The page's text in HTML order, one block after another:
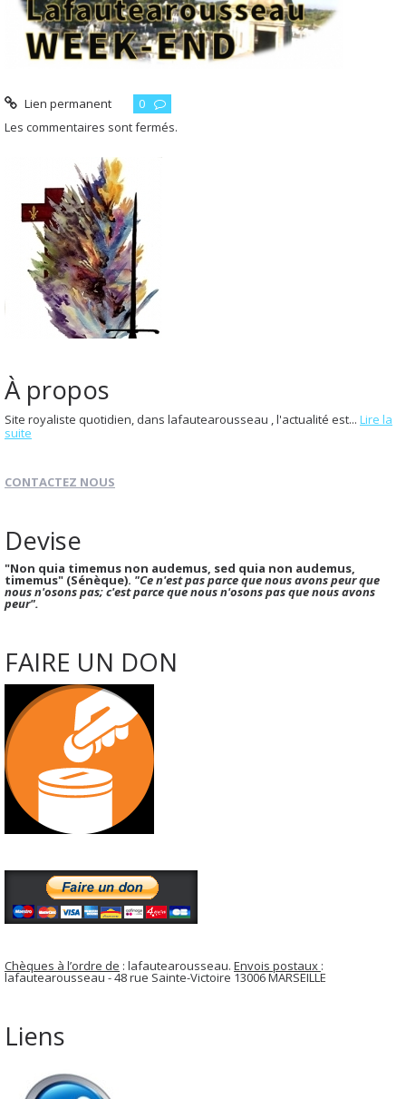
Lien permanent
0
Les commentaires sont fermés.
À propos
Site royaliste quotidien, dans lafautearousseau , l'actualité est... Lire la
suite
CONTACTEZ NOUS
Devise
"Non quia timemus non audemus, sed quia non audemus,
timemus" (Sénèque). "Ce n'est pas parce que nous avons peur que
nous n'osons pas; c'est parce que nous n'osons pas que nous avons
peur".
FAIRE UN DON
Chèques à l’ordre de : lafautearousseau. Envois postaux :
lafautearousseau - 48 rue Sainte-Victoire 13006 MARSEILLE
Liens